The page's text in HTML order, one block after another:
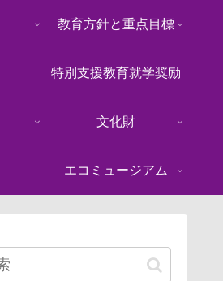
教育方針と重点目標
特別支援教育就学奨励
文化財
エコミュージアム